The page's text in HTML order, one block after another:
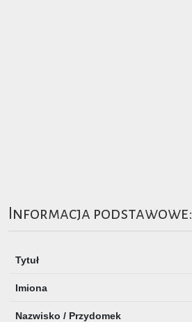
Informacja podstawowe:
Tytuł
Imiona
Nazwisko / Przydomek